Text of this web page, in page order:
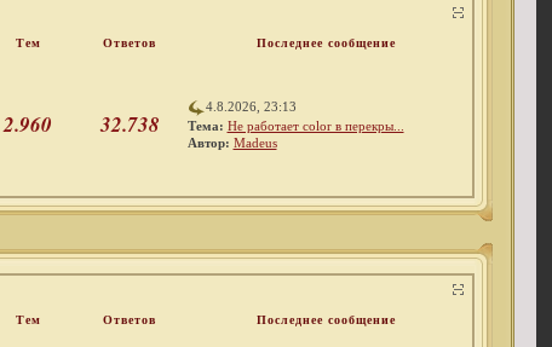
Тем Ответов Последнее сообщение
2.960 32.738
4.8.2026, 23:13
Тема: Не работает color в перекры...
Автор: Madeus
Тем Ответов Последнее сообщение